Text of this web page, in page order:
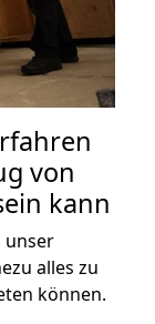
von
kann
unser
alles zu
können.